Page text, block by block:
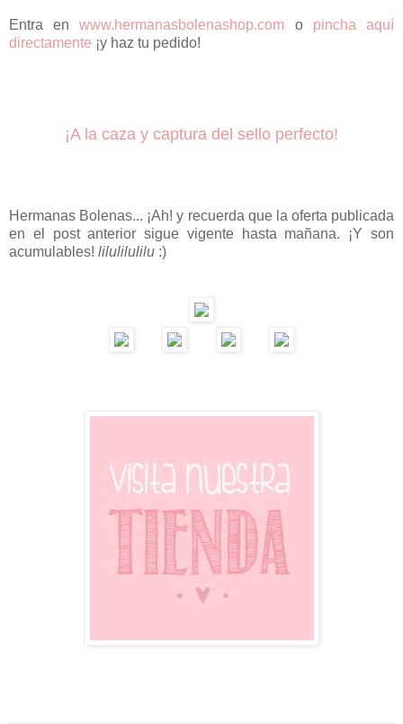
Entra enwww.hermanasbolenashop.com o pincha aquí
directamente ¡y haz tu pedido!
¡A la caza y captura del sello perfecto!
Hermanas Bolenas... ¡Ah! y recuerda que la oferta publicada
en el post anterior sigue vigente hasta mañana. ¡Y son
acumulables! lilulilulilu :)